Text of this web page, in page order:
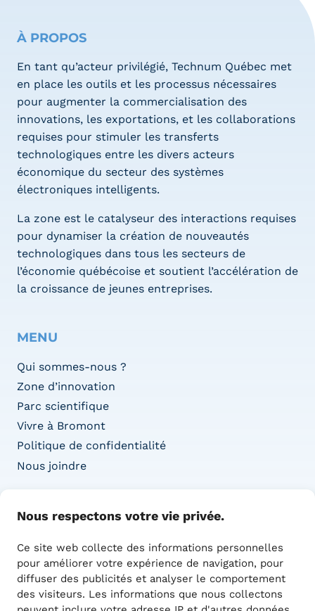
Nous respectons votre vie privée.
Ce site web collecte des informations personnelles
pour améliorer votre expérience de navigation, pour
diffuser des publicités et analyser le comportement
des visiteurs. Les informations que nous collectons
À PROPOS
En tant qu’acteur privilégié, Technum Québec met
en place les outils et les processus nécessaires
pour augmenter la commercialisation des
innovations, les exportations, et les collaborations
requises pour stimuler les transferts
technologiques entre les divers acteurs
économique du secteur des systèmes
électroniques intelligents.
La zone est le catalyseur des interactions requises
pour dynamiser la création de nouveautés
technologiques dans tous les secteurs de
l’économie québécoise et soutient l’accélération de
la croissance de jeunes entreprises.
MENU
Qui sommes-nous ?
Zone d’innovation
Parc scientifique
Vivre à Bromont
Politique de confidentialité
Nous joindre
1415 Boul. de l’Innovation,
Bureau 100
Bromont, QC J2L 0L4
450 390-0393